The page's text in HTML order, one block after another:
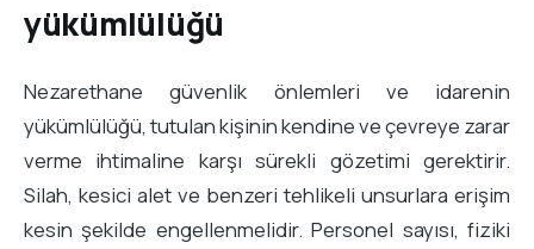
yükümlülüğü
Nezarethane güvenlik önlemleri ve idarenin
yükümlülüğü, tutulan kişinin kendine ve çevreye zarar
verme ihtimaline karşı sürekli gözetimi gerektirir.
Silah, kesici alet ve benzeri tehlikeli unsurlara erişim
kesin şekilde engellenmelidir. Personel sayısı, fiziki